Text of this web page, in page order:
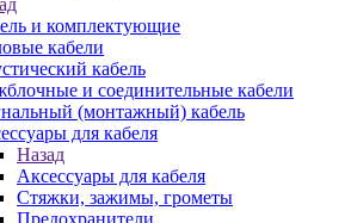
и комплектующие
кабели
кабель
и соединительные кабели
(монтажный) кабель
для кабеля
Назад
Аксессуары для кабеля
Стяжки, зажимы, грометы
Предохранители